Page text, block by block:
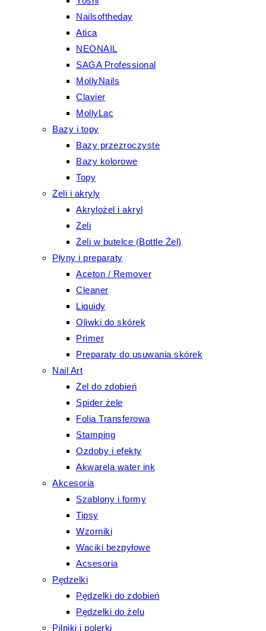
Nailsoftheday
Atica
NEONAIL
SAGA Professional
MollyNails
Clavier
MollyLac
Bazy i topy
Bazy przezroczyste
Bazy kolorowe
Topy
Żeli i akryly
Akrylożel i akryl
Żeli
Żeli w butelce (Bottle Żel)
Płyny i preparaty
Aceton / Remover
Cleaner
Liquidy
Oliwki do skórek
Primer
Preparaty do usuwania skórek
Nail Art
Żel do zdobień
Spider żele
Folia Transferowa
Stamping
Ozdoby i efekty
Akwarela water ink
Akcesoria
Szablony i formy
Tipsy
Wzorniki
Waciki bezpyłowe
Acsesoria
Pędzelki
Pędzelki do zdobień
Pędzelki do żelu
Pilniki i polerki